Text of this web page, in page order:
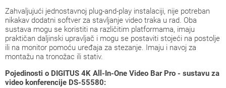
Zahvaljujući jednostavnoj plug-and-play instalaciji, nije potreban
nikakav dodatni softver za stavljanje video traka u rad. Oba
sustava mogu se koristiti na različitim platformama, imaju
praktičan daljinski upravljač i mogu se postaviti stojeći na postolje
ili na monitor pomoću uređaja za stezanje. Imaju i navoj za
montažu na tronožac ili stativ.
Pojedinosti o DIGITUS 4K All-In-One Video Bar Pro - sustavu za
video konferencije DS-55580: